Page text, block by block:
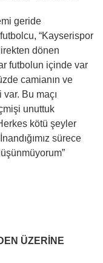
geride
futbolcu, “Kayserispor
dönen
futbolun içinde var
camianın ve
Bu maçı
unuttuk
kötü şeyler
sürece
ÜZERİNE